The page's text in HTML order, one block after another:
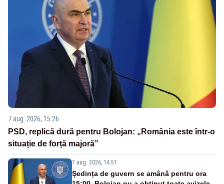
7 aug. 2026, 15:26
PSD, replică dură pentru Bolojan: „România este într-o
situație de forță majoră”
7 aug. 2026, 14:51
Ședința de guvern se amână pentru ora